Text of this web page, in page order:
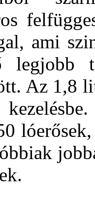
ami
Az 1,8